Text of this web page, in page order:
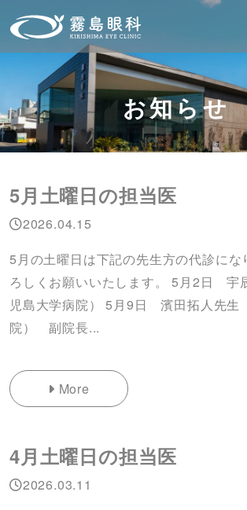
お知らせ
5月土曜日の担当医
2026.04.15
5月の土曜日は下記の先生方の代診にな
ろしくお願いいたします。 5月2日 宇
児島大学病院） 5月9日 濱田拓人先生
院） 副院長...
More
4月土曜日の担当医
2026.03.11